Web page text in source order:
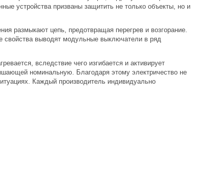
устройства призваны защитить не только объекты, но и
размыкают цепь, предотвращая перегрев и возгорание.
свойства выводят модульные выключатели в ряд
вследствие чего изгибается и активирует
номинальную. Благодаря этому электричество не
Каждый производитель индивидуально